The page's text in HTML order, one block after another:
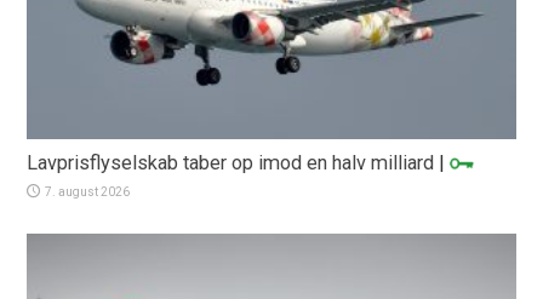
Lavprisflyselskab taber op imod en halv milliard |
7. august 2026